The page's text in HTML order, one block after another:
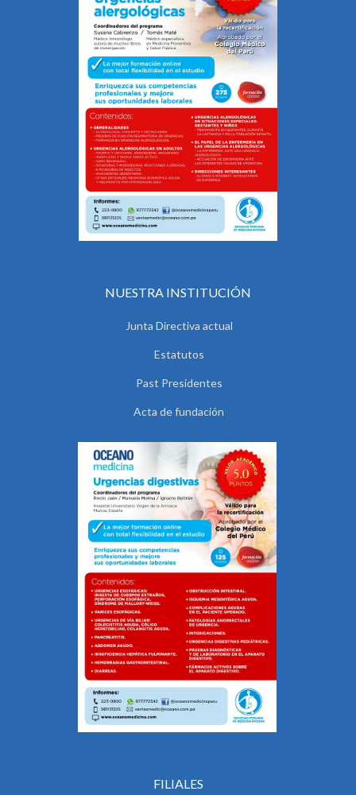
NUESTRA INSTITUCIÓN
Junta Directiva actual
Estatutos
Past Presidentes
Acta de fundación
FILIALES